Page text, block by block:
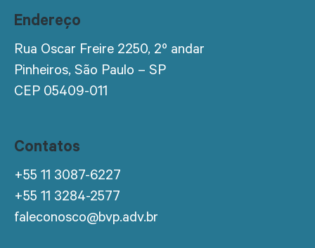
Endereço
Rua Oscar Freire 2250, 2º andar
Pinheiros, São Paulo – SP
CEP 05409-011
Contatos
+55 11 3087-6227
+55 11 3284-2577
faleconosco@bvp.adv.br